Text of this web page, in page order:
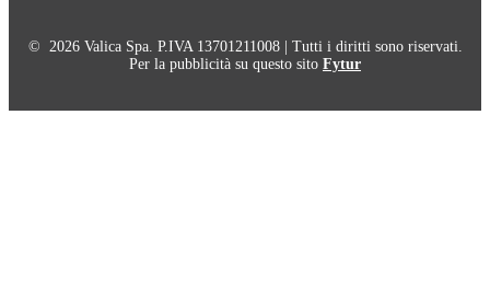
© 2026 Valica Spa. P.IVA 13701211008 | Tutti i diritti sono riservati.
Per la pubblicità su questo sito Fytur